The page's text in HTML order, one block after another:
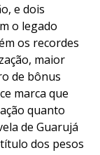
e dois
o legado
os recordes
maior
de bônus
marca que
quanto
de Guarujá
dos pesos